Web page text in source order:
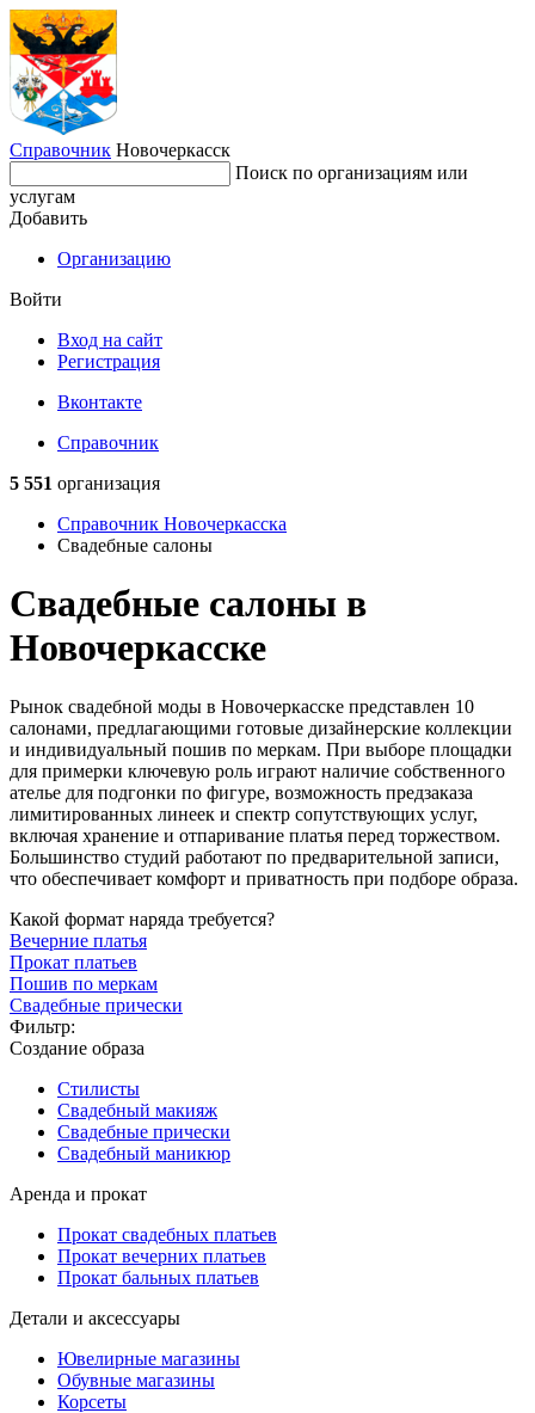
Справочник Новочеркасск
Поиск по организациям или
услугам
Добавить
Организацию
Войти
Вход на сайт
Регистрация
Вконтакте
Справочник
5 551 организация
Справочник Новочеркасска
Свадебные салоны
Свадебные салоны в
Новочеркасске
Рынок свадебной моды в Новочеркасске представлен 10
салонами, предлагающими готовые дизайнерские коллекции
и индивидуальный пошив по меркам. При выборе площадки
для примерки ключевую роль играют наличие собственного
ателье для подгонки по фигуре, возможность предзаказа
лимитированных линеек и спектр сопутствующих услуг,
включая хранение и отпаривание платья перед торжеством.
Большинство студий работают по предварительной записи,
что обеспечивает комфорт и приватность при подборе образа.
Какой формат наряда требуется?
Вечерние платья
Прокат платьев
Пошив по меркам
Свадебные прически
Фильтр:
Создание образа
Стилисты
Свадебный макияж
Свадебные прически
Свадебный маникюр
Аренда и прокат
Прокат свадебных платьев
Прокат вечерних платьев
Прокат бальных платьев
Детали и аксессуары
Ювелирные магазины
Обувные магазины
Корсеты